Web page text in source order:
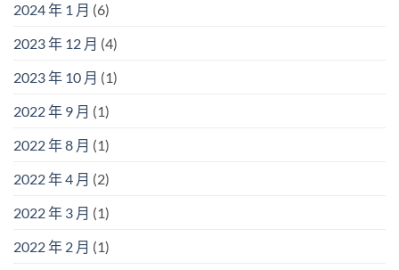
2024 年 1 月 (6)
2023 年 12 月 (4)
2023 年 10 月 (1)
2022 年 9 月 (1)
2022 年 8 月 (1)
2022 年 4 月 (2)
2022 年 3 月 (1)
2022 年 2 月 (1)